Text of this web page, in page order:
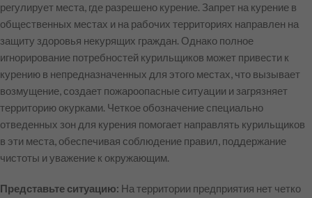
регулирует места, где разрешено курение. Запрет на курение в
общественных местах и на рабочих территориях направлен на
защиту здоровья некурящих граждан. Однако полное
игнорирование потребностей курильщиков может привести к
курению в непредназначенных для этого местах, что вызывает
возмущение, создает пожароопасные ситуации и загрязняет
территорию окурками. Четкое обозначение специально
отведенных зон для курения помогает направлять курильщиков
в эти места, обеспечивая соблюдение правил, поддержание
чистоты и уважение к окружающим.
Представьте ситуацию: На территории предприятия нет четко